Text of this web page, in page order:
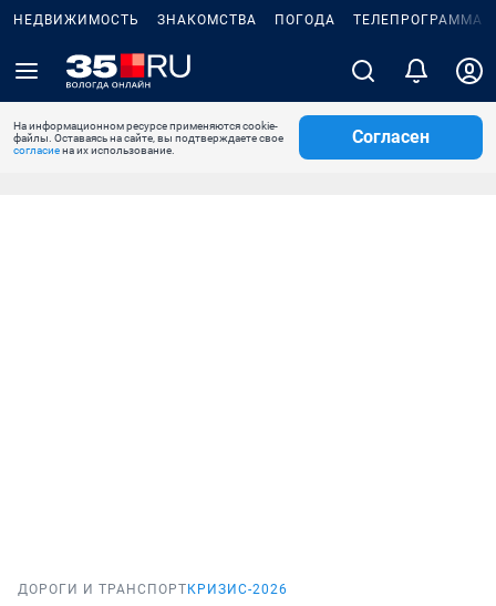
НЕДВИЖИМОСТЬ ЗНАКОМСТВА ПОГОДА ТЕЛЕПРОГРАММА
На информационном ресурсе применяются cookie-
файлы. Оставаясь на сайте, вы подтверждаете свое
согласиена их использование.
Согласен
ДОРОГИ И ТРАНСПОРТ КРИЗИС-2026